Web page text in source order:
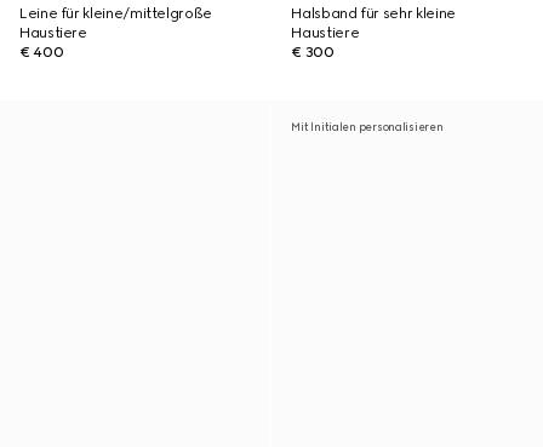
Leine für kleine/mittelgroße
Haustiere
€ 400
Halsband für sehr kleine
Haustiere
€ 300
Mit Initialen personalisieren